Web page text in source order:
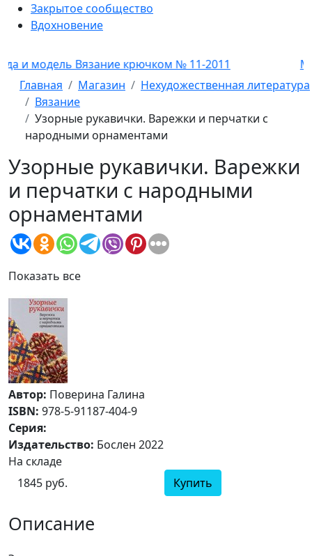
Закрытое сообщество
Вдохновение
Вязание крючком № 11-2011
Мода и
Главная
Магазин
Нехудожественная литература
Вязание
Узорные рукавички. Варежки и перчатки с
народными орнаментами
Узорные рукавички. Варежки
и перчатки с народными
орнаментами
Показать все
Автор: Поверина Галина
ISBN: 978-5-91187-404-9
Серия:
Издательство: Бослен 2022
На складе
1845 руб.
Купить
Описание